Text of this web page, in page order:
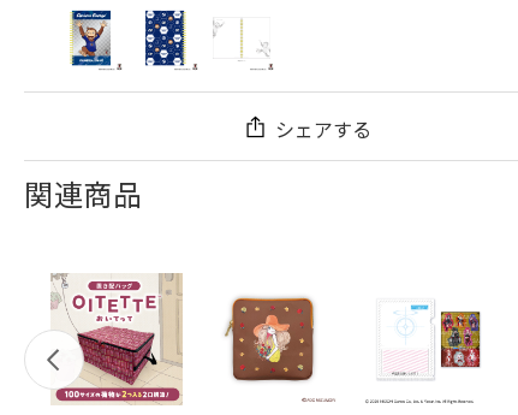
シェアする
関連商品